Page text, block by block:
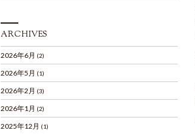
ARCHIVES
2026年6月 (2)
2026年5月 (1)
2026年2月 (3)
2026年1月 (2)
2025年12月 (1)